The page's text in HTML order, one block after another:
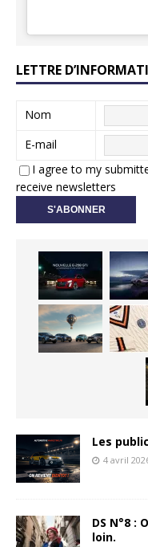
LETTRE
Nom
E-mail
I agree to my
receive newsletters
Les
4 avril
DS N°8
loin.